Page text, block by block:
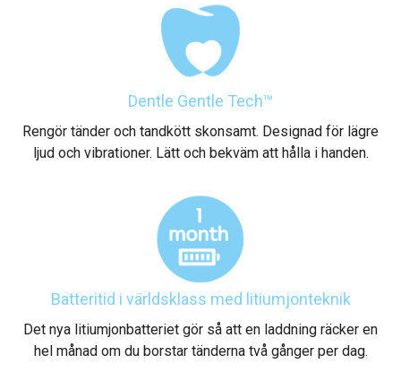
Dentle Gentle Tech™
Rengör tänder och tandkött skonsamt. Designad för lägre
ljud och vibrationer. Lätt och bekväm att hålla i handen.
Batteritid i världsklass med litiumjonteknik
Det nya litiumjonbatteriet gör så att en laddning räcker en
hel månad om du borstar tänderna två gånger per dag.